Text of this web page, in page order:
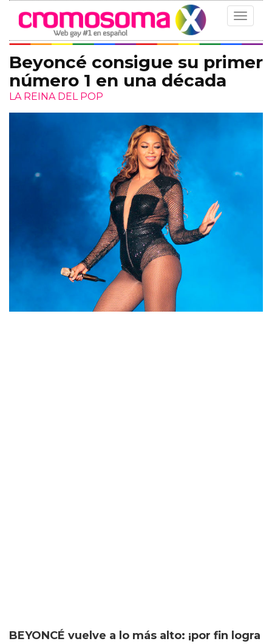
Toggle
Beyoncé consigue su primer
número 1 en una década
LA REINA DEL POP
BEYONCÉ vuelve a lo más alto: ¡por fin logra